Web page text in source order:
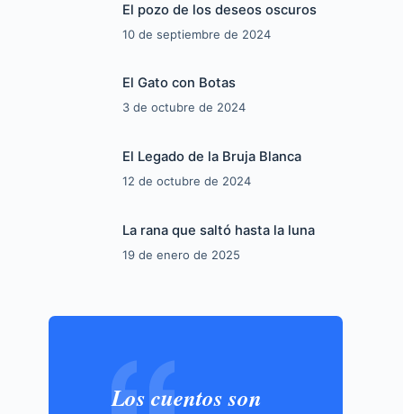
El pozo de los deseos oscuros
10 de septiembre de 2024
El Gato con Botas
3 de octubre de 2024
El Legado de la Bruja Blanca
12 de octubre de 2024
La rana que saltó hasta la luna
19 de enero de 2025
Los cuentos son